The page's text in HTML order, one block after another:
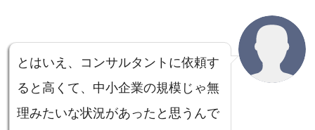
とはいえ、コンサルタントに依頼す
ると高くて、中小企業の規模じゃ無
理みたいな状況があったと思うんで